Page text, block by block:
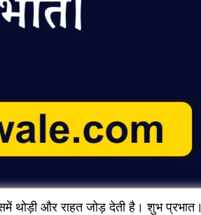
और राहत जोड़ देती है। शुभ प्रभात।